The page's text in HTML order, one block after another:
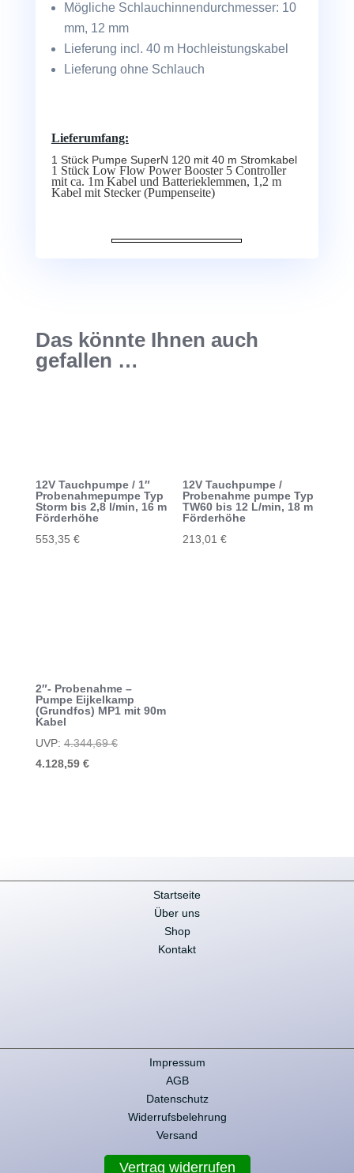
Mögliche Schlauchinnendurchmesser: 10
mm, 12 mm
Lieferung incl. 40 m Hochleistungskabel
Lieferung ohne Schlauch
Lieferumfang:
1 Stück Pumpe SuperN 120 mit 40 m Stromkabel
1 Stück Low Flow Power Booster 5 Controller
mit ca. 1m Kabel und Batterieklemmen, 1,2 m
Kabel mit Stecker (Pumpenseite)
Das könnte Ihnen auch
gefallen …
12V Tauchpumpe / 1″
Probenahmepumpe Typ
Storm bis 2,8 l/min, 16 m
Förderhöhe
553,35 €
12V Tauchpumpe /
Probenahme pumpe Typ
TW60 bis 12 L/min, 18 m
Förderhöhe
213,01€
2″- Probenahme –
Pumpe Eijkelkamp
(Grundfos) MP1 mit 90m
Kabel
UVP: 4.344,69€Ursprünglicher
4.128,59 €Aktueller
Startseite
Über uns
Shop
Kontakt
Impressum
AGB
Datenschutz
Widerrufsbelehrung
Versand
Vertrag widerrufen